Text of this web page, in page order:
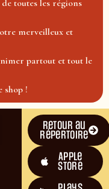
toutes les régions
merveilleux et
partout et tout le
shop !
Retour au
répertoire
Apple
Store